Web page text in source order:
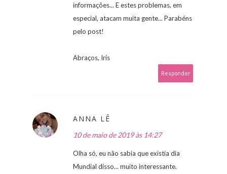
informações... E estes problemas, em
especial, atacam muita gente... Parabéns
pelo post!
Abraços, Iris
Responder
ANNA LÊ
10 de maio de 2019 às 14:27
Olha só, eu não sabia que existia dia
Mundial disso... muito interessante.